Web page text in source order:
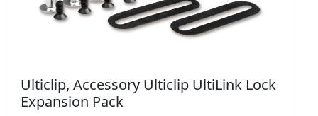
Ulticlip, Accessory Ulticlip UltiLink Lock
Expansion Pack